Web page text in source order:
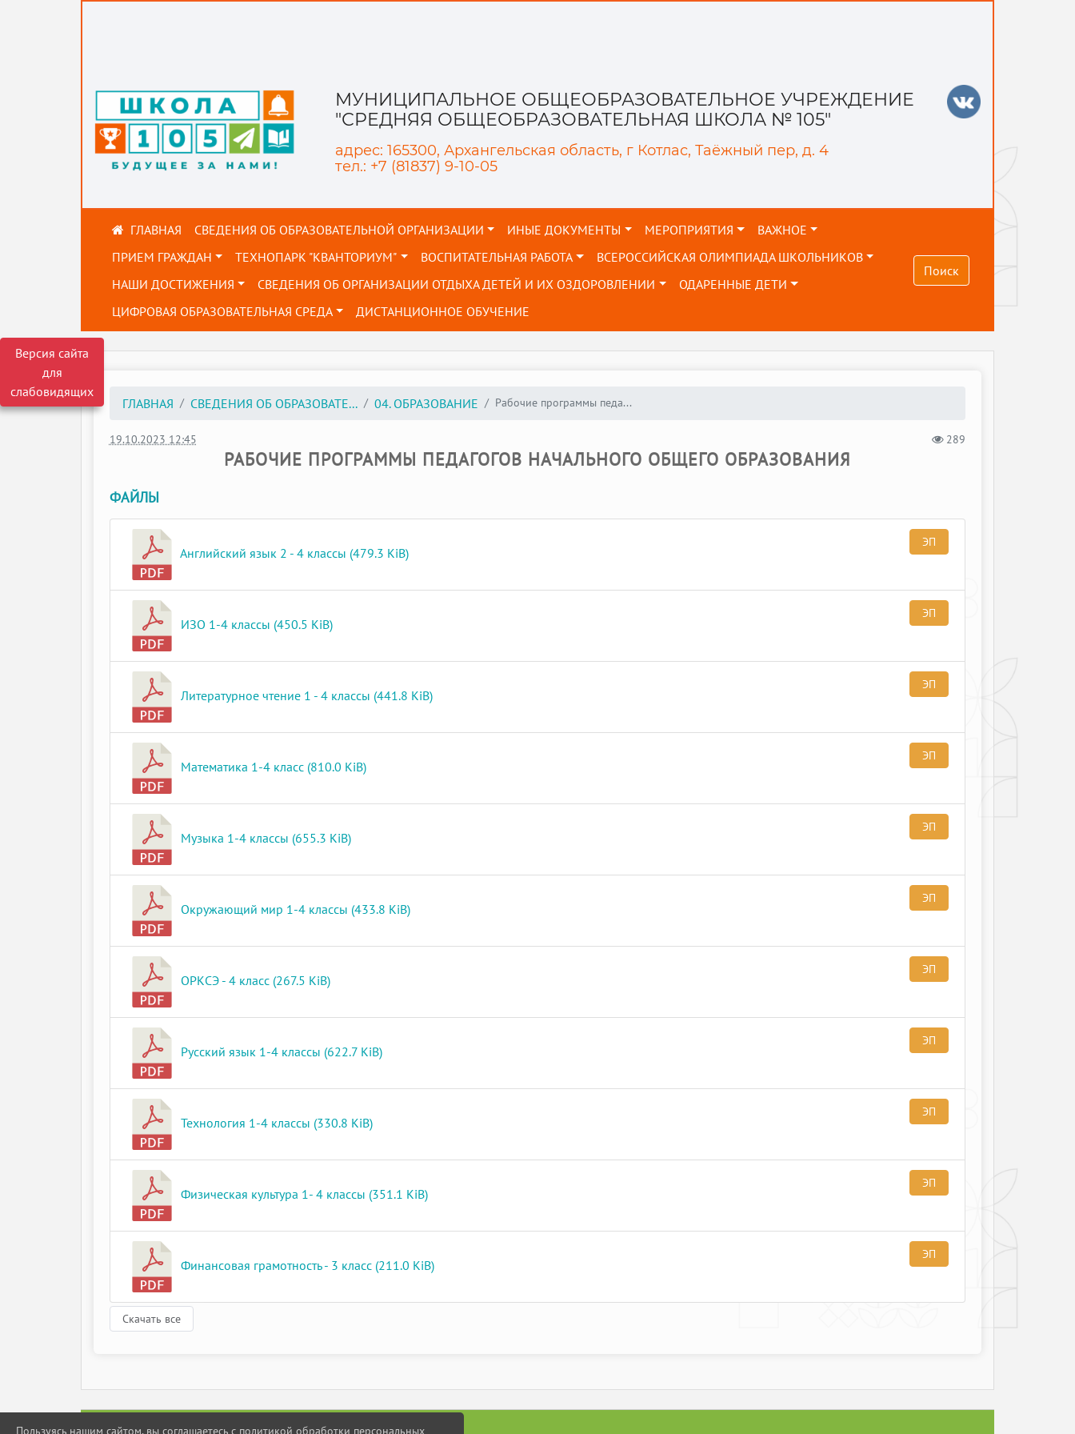
Версия сайта
для
слабовидящих
МУНИЦИПАЛЬНОЕ ОБЩЕОБРАЗОВАТЕЛЬНОЕ УЧРЕЖДЕНИЕ
"СРЕДНЯЯ ОБЩЕОБРАЗОВАТЕЛЬНАЯ ШКОЛА № 105"
адрес: 165300, Архангельская область, г Котлас, Таёжный пер, д. 4
тел.: +7 (81837) 9-10-05
СВЕДЕНИЯ ОБ ОБРАЗОВАТЕЛЬНОЙ ОРГАНИЗАЦИИ ИНЫЕ ДОКУМЕНТЫ МЕРОПРИЯТИЯ
ВАЖНОЕ
ПРИЕМ ГРАЖДАН
ТЕХНОПАРК "КВАНТОРИУМ" ВОСПИТАТЕЛЬНАЯ РАБОТА
ВСЕРОССИЙСКАЯ ОЛИМПИАДА ШКОЛЬНИКОВ
НАШИ ДОСТИЖЕНИЯ
СВЕДЕНИЯ ОБ ОРГАНИЗАЦИИ ОТДЫХА ДЕТЕЙ И ИХ ОЗДОРОВЛЕНИИ
ОДАРЕННЫЕ ДЕТИ
ЦИФРОВАЯ ОБРАЗОВАТЕЛЬНАЯ СРЕДА
ДИСТАНЦИОННОЕ ОБУЧЕНИЕ
Поиск
ГЛАВНАЯ СВЕДЕНИЯ ОБ ОБРАЗОВАТЕ... 04. ОБРАЗОВАНИЕ Рабочие программы педа...
19.10.2023 12:45 289
РАБОЧИЕ ПРОГРАММЫ ПЕДАГОГОВ НАЧАЛЬНОГО ОБЩЕГО ОБРАЗОВАНИЯ
ФАЙЛЫ
Английский язык 2 - 4 классы (479.3 KiB)
ЭП
ИЗО 1-4 классы (450.5 KiB)
ЭП
Литературное чтение 1 - 4 классы (441.8 KiB)
ЭП
Математика 1-4 класс (810.0 KiB)
ЭП
Музыка 1-4 классы (655.3 KiB)
ЭП
Окружающий мир 1-4 классы (433.8 KiB)
ЭП
ОРКСЭ - 4 класс (267.5 KiB)
ЭП
Русский язык 1-4 классы (622.7 KiB)
ЭП
Технология 1-4 классы (330.8 KiB)
ЭП
Физическая культура 1- 4 классы (351.1 KiB)
ЭП
Финансовая грамотность - 3 класс (211.0 KiB)
ЭП
Скачать все
Пользуясь нашим сайтом, вы соглашаетесь с политикой обработки персональных